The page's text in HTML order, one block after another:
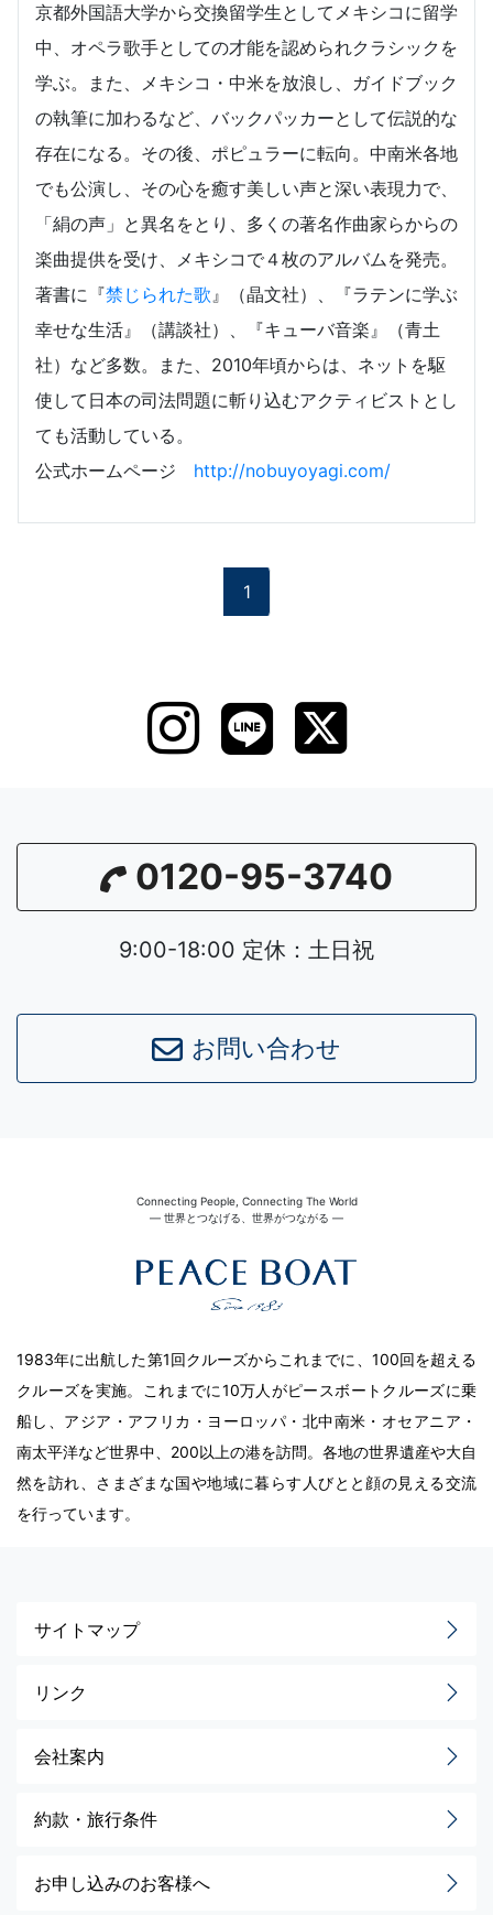
京都外国語大学から交換留学生としてメキシコに留学
中、オペラ歌手としての才能を認められクラシックを
学ぶ。また、メキシコ・中米を放浪し、ガイドブック
の執筆に加わるなど、バックパッカーとして伝説的な
存在になる。その後、ポピュラーに転向。中南米各地
でも公演し、その心を癒す美しい声と深い表現力で、
「絹の声」と異名をとり、多くの著名作曲家らからの
楽曲提供を受け、メキシコで４枚のアルバムを発売。
著書に『禁じられた歌』（晶文社）、『ラテンに学ぶ
幸せな生活』（講談社）、『キューバ音楽』（青土
社）など多数。また、2010年頃からは、ネットを駆
使して日本の司法問題に斬り込むアクティビストとし
ても活動している。
公式ホームページ http://nobuyoyagi.com/
1
0120-95-3740
9:00-18:00 定休：土日祝
お問い合わせ
Connecting People, Connecting The World
― 世界とつなげる、世界がつながる ―
1983年に出航した第1回クルーズからこれまでに、100回を超える
クルーズを実施。これまでに10万人がピースボートクルーズに乗
船し、アジア・アフリカ・ヨーロッパ・北中南米・オセアニア・
南太平洋など世界中、200以上の港を訪問。各地の世界遺産や大自
然を訪れ、さまざまな国や地域に暮らす人びとと顔の見える交流
を行っています。
サイトマップ
リンク
会社案内
約款・旅行条件
お申し込みのお客様へ